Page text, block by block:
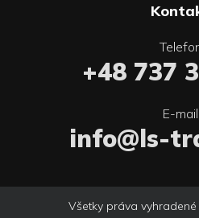
+48 737
E-mail
info@ls-
Všetky práva